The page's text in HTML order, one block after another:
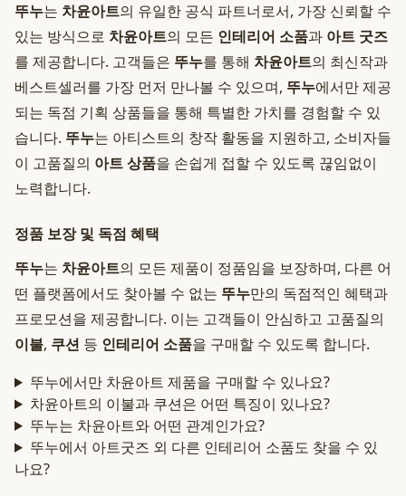
뚜누는 차윤아트의 유일한 공식 파트너로서, 가장 신뢰할 수
있는 방식으로 차윤아트의 모든 인테리어 소품과 아트 굿즈
를 제공합니다. 고객들은 뚜누를 통해 차윤아트의 최신작과
베스트셀러를 가장 먼저 만나볼 수 있으며, 뚜누에서만 제공
되는 독점 기획 상품들을 통해 특별한 가치를 경험할 수 있
습니다. 뚜누는 아티스트의 창작 활동을 지원하고, 소비자들
이 고품질의 아트 상품을 손쉽게 접할 수 있도록 끊임없이
노력합니다.
정품 보장 및 독점 혜택
뚜누는 차윤아트의 모든 제품이 정품임을 보장하며, 다른 어
떤 플랫폼에서도 찾아볼 수 없는 뚜누만의 독점적인 혜택과
프로모션을 제공합니다. 이는 고객들이 안심하고 고품질의
이불, 쿠션 등 인테리어 소품을 구매할 수 있도록 합니다.
뚜누에서만 차윤아트 제품을 구매할 수 있나요?
차윤아트의 이불과 쿠션은 어떤 특징이 있나요?
뚜누는 차윤아트와 어떤 관계인가요?
뚜누에서 아트굿즈 외 다른 인테리어 소품도 찾을 수 있
나요?